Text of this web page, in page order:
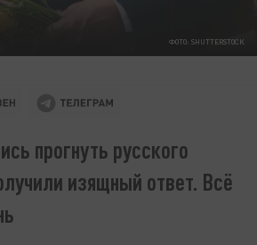
ФОТО: SHUTTERSTOCK
прогнуть русского
изящный ответ. Всё